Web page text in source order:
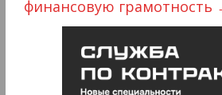
финансовую грамотность